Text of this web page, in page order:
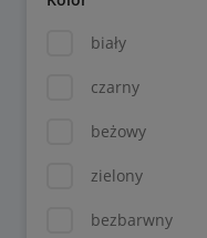
biały
czarny
beżowy
zielony
bezbarwny